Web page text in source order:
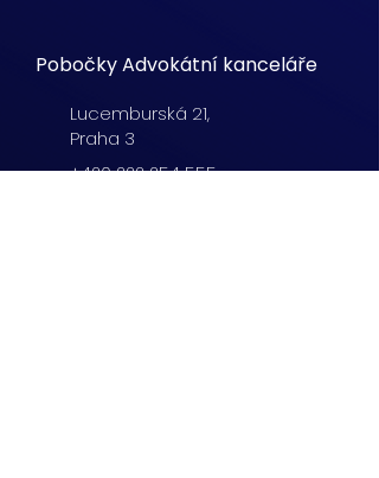
Pobočky Advokátní kanceláře
Lucemburská 21,
Praha 3
+420 222 254 555